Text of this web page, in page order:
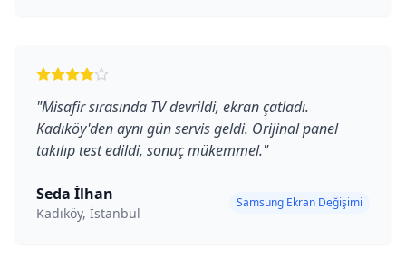
"Misafir sırasında TV devrildi, ekran çatladı.
Kadıköy'den aynı gün servis geldi. Orijinal panel
takılıp test edildi, sonuç mükemmel."
Seda İlhan
Kadıköy, İstanbul
Samsung Ekran Değişimi